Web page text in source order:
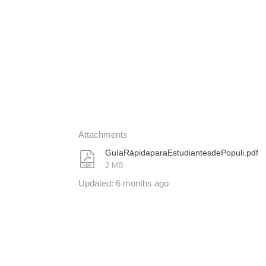
Attachments
GuíaRápidaparaEstudiantesdePopuli.pdf
2 MB
Updated: 6 months ago